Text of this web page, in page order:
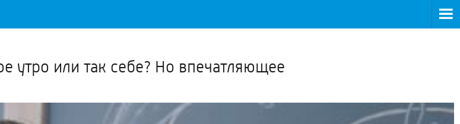
утро или так себе? Но впечатляющее